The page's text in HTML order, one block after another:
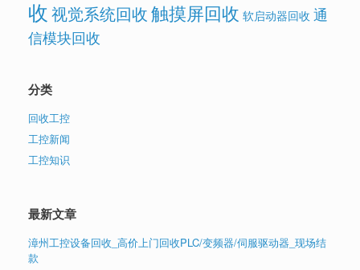
收视觉系统回收触摸屏回收 软启动器回收 通
信模块回收
分类
回收工控
工控新闻
工控知识
最新文章
漳州工控设备回收_高价上门回收PLC/变频器/伺服驱动器_现场结
款